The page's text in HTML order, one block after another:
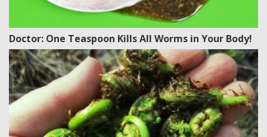
Doctor: One Teaspoon Kills All Worms in Your Body!